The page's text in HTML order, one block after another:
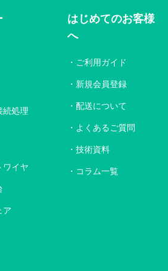
続処理
ワイヤ
ア
はじめてのお客様
へ
ご利用ガイド
新規会員登録
配送について
よくあるご質問
技術資料
コラム一覧